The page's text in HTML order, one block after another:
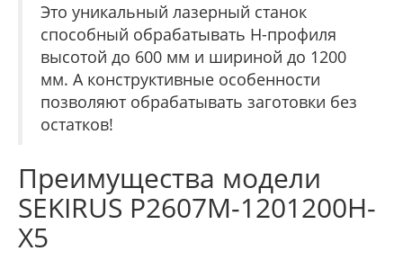
Это уникальный лазерный станок
способный обрабатывать H-профиля
высотой до 600 мм и шириной до 1200
мм. А конструктивные особенности
позволяют обрабатывать заготовки без
остатков!
Преимущества модели
SEKIRUS P2607M-1201200H-
X5